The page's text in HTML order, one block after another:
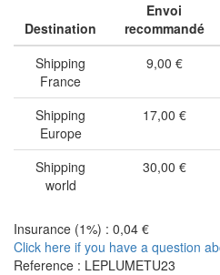
Destination
Envoi
recommandé
Shipping
France
9,00 €
Shipping
Europe
17,00 €
Shipping
world
30,00 €
Insurance (1%) : 0,04 €
Click here if you have a question
Reference : LEPLUMETU23